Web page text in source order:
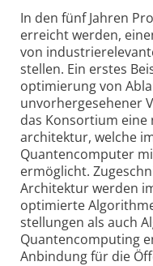
In den fünf Jahren
erreicht werden,
von
stellen. Ein erstes
optimierung von
unvorher­gesehener
das Konsortium
architektur, welche
Quanten­computer
ermöglicht.
Architektur werden
optimierte
stellungen als auch
Quanten­computing
Anbindung für die